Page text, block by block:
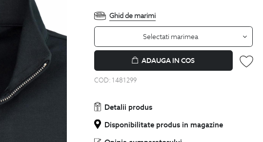
Ghid de marimi
Selectati marimea
ADAUGA IN COS
COD: 1481299
Detalii produs
Disponibilitate produs in magazine